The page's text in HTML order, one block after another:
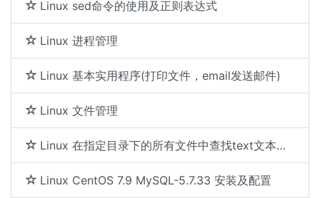
Linux sed命令的使用及正则表达式
Linux 进程管理
Linux 基本实用程序(打印文件，email发送邮件)
Linux 文件管理
Linux 在指定目录下的所有文件中查找text文本的方法
Linux CentOS 7.9 MySQL-5.7.33 安装及配置